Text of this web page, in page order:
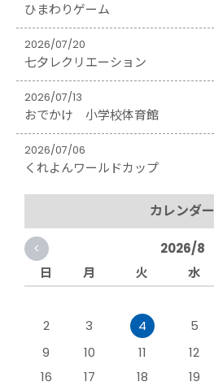
ひまわりゲーム
2026/07/20
七夕レクリエーション
2026/07/13
おでかけ 小学校体育館
2026/07/06
くれよんワールドカップ
カレンダー
<
2026/8
日
月 火 水
2
3 4 5
9
10 11 12
16
17 18 19